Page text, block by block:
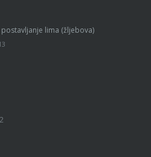
lima (žljebova)